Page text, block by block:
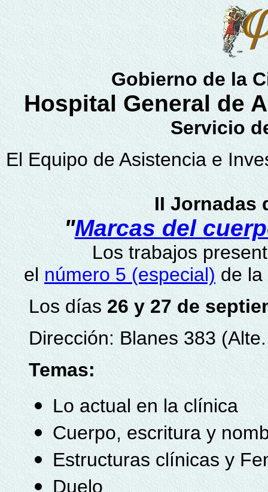
Gobierno de la
Hospital General de
Servicio
El Equipo de Asistencia e
II Jornadas
"Marcas del
Los trabajos
elnúmero 5 (especial)de la
Los días26 y 27 de
Dirección: Blanes 383
Temas:
Lo actual en la clínica
Cuerpo, escritura y
Estructuras clínicas y
Duelo